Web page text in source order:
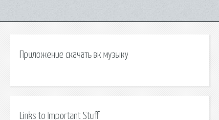
Приложение скачать вк музыку
Links to Important Stuff